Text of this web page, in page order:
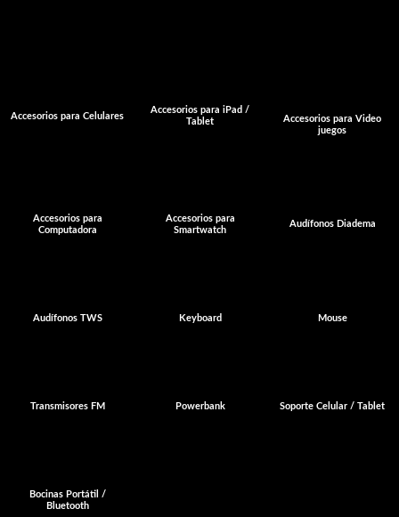
Accesorios para Celulares
Accesorios para iPad /
Tablet
Accesorios para Video
juegos
Accesorios para
Computadora
Accesorios para
Smartwatch
Audífonos Diadema
Audífonos TWS Keyboard Mouse
Transmisores FM Powerbank Soporte Celular / Tablet
Bocinas Portátil /
Bluetooth